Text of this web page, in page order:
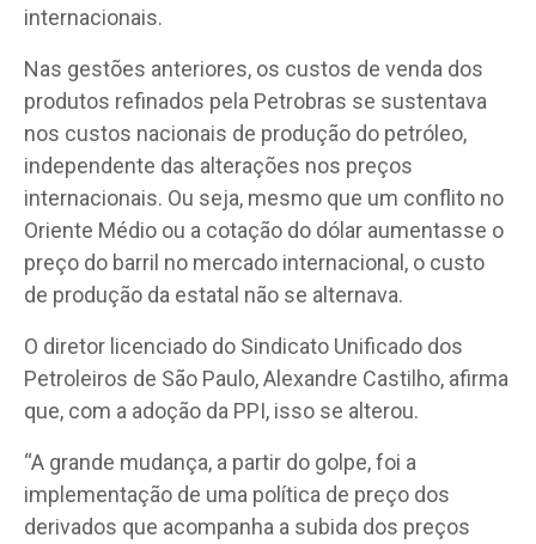
internacionais.
Nas gestões anteriores, os custos de venda dos
produtos refinados pela Petrobras se sustentava
nos custos nacionais de produção do petróleo,
independente das alterações nos preços
internacionais. Ou seja, mesmo que um conflito no
Oriente Médio ou a cotação do dólar aumentasse o
preço do barril no mercado internacional, o custo
de produção da estatal não se alternava.
O diretor licenciado do Sindicato Unificado dos
Petroleiros de São Paulo, Alexandre Castilho, afirma
que, com a adoção da PPI, isso se alterou.
“A grande mudança, a partir do golpe, foi a
implementação de uma política de preço dos
derivados que acompanha a subida dos preços